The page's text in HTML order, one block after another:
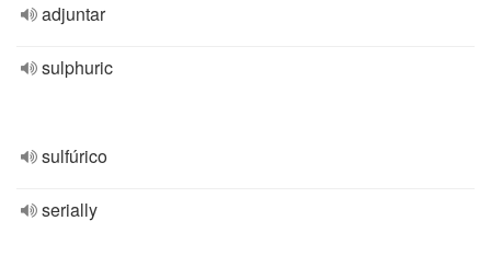
adjuntar
sulphuric
sulfúrico
serially